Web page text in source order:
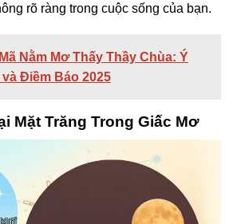
rõ ràng trong cuộc sống của bạn.
Nằm Mơ Thấy Thầy Chùa: Ý
Điềm Báo 2025
Mặt Trăng Trong Giấc Mơ